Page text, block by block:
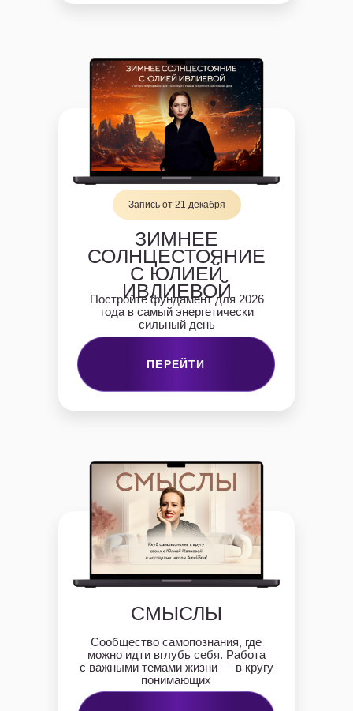
ЗИМНЕЕ
СОЛНЦЕСТОЯНИЕ
С ЮЛИЕЙ
ИВЛИЕВОЙ
Постройте фундамент для 2026
года в самый энергетически
сильный день
Запись от 21 декабря
ПЕРЕЙТИ
СМЫСЛЫ
Сообщество самопознания, где
можно идти вглубь себя. Работа
с важными темами жизни — в кругу
понимающих